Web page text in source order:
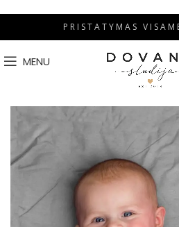
P R I S T A T Y M A S V I S A M
MENU